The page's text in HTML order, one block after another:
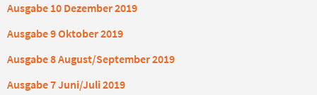
Ausgabe 10 Dezember 2019
Ausgabe 9 Oktober 2019
Ausgabe 8 August/September 2019
Ausgabe 7 Juni/Juli 2019